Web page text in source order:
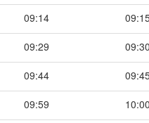
09:14
09:29 09:30
09:44
09:59 10:00